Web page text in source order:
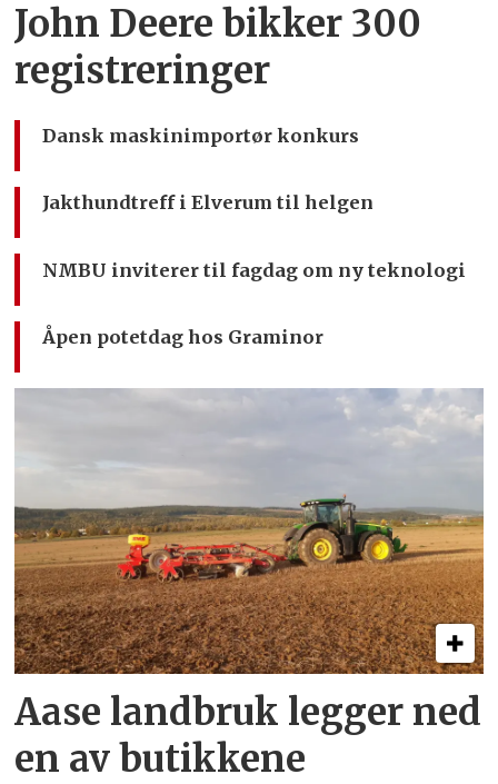
John Deere bikker 300
registreringer
Dansk maskinimportør konkurs
Jakthundtreff i Elverum til helgen
NMBU inviterer til fagdag om ny teknologi
Åpen potetdag hos Graminor
Aase landbruk legger ned
en av butikkene